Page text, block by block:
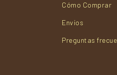
Cómo Comprar
Envios
Preguntas